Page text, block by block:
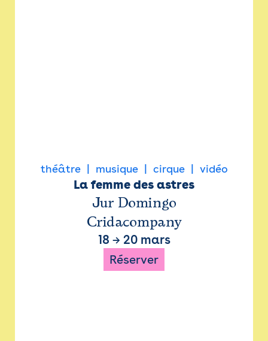
théâtre musique cirque vidéo
La femme des astres
Jur Domingo
Cridacompany
18 → 20 mars
Réserver